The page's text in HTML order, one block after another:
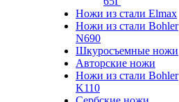
Ножи из стали Elmax
Ножи из стали Bohler
N690
Шкуросъемные ножи
Авторские ножи
Ножи из стали Bohler
K110